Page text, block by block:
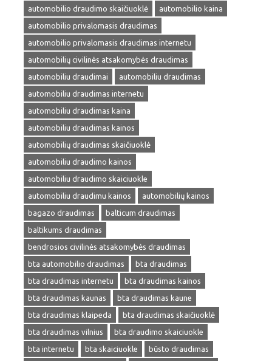
automobilio draudimo skaičiuoklė
automobilio kaina
automobilio privalomasis draudimas
automobilio privalomasis draudimas internetu
automobilių civilinės atsakomybės draudimas
automobiliu draudimai
automobiliu draudimas
automobiliu draudimas internetu
automobiliu draudimas kaina
automobiliu draudimas kainos
automobilių draudimas skaičiuoklė
automobiliu draudimo kainos
automobiliu draudimo skaiciuokle
automobiliu draudimu kainos
automobilių kainos
bagazo draudimas
balticum draudimas
baltikums draudimas
bendrosios civilinės atsakomybės draudimas
bta automobilio draudimas
bta draudimas
bta draudimas internetu
bta draudimas kainos
bta draudimas kaunas
bta draudimas kaune
bta draudimas klaipeda
bta draudimas skaičiuoklė
bta draudimas vilnius
bta draudimo skaiciuokle
bta internetu
bta skaiciuokle
būsto draudimas